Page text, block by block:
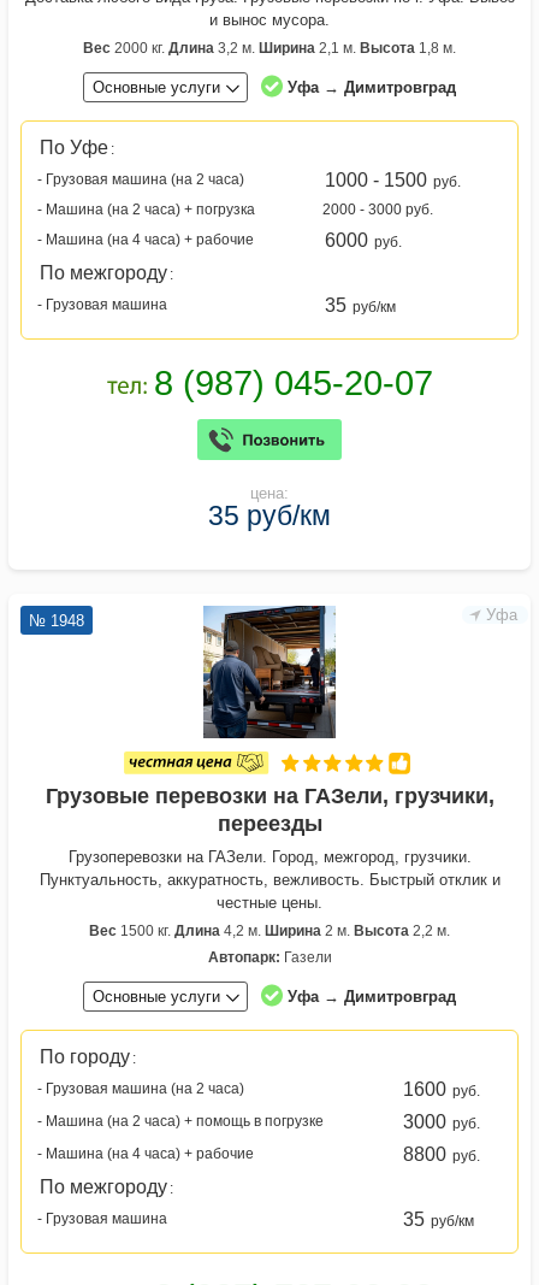
и вынос мусора.
Вес 2000 кг. Длина 3,2 м. Ширина 2,1 м. Высота 1,8 м.
Основные услуги Уфа → Димитровград
По Уфе :
- Грузовая машина (на 2 часа)
1000 - 1500 руб.
- Машина (на 2 часа) + погрузка
2000 - 3000 руб.
- Машина (на 4 часа) + рабочие
6000 руб.
По межгороду :
- Грузовая машина
35 руб/км
цена:
35 руб/км
Уфа
№ 1948
Грузовые перевозки на ГАЗели, грузчики,
переезды
Грузоперевозки на ГАЗели. Город, межгород, грузчики.
Пунктуальность, аккуратность, вежливость. Быстрый отклик и
честные цены.
Вес 1500 кг. Длина 4,2 м. Ширина 2 м. Высота 2,2 м.
Автопарк: Газели
Основные услуги Уфа → Димитровград
По городу :
- Грузовая машина (на 2 часа)
1600 руб.
- Машина (на 2 часа) + помощь в погрузке
3000 руб.
- Машина (на 4 часа) + рабочие
8800 руб.
По межгороду :
- Грузовая машина
35 руб/км